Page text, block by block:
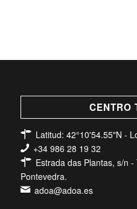
CENTRO
Latitud: 42°10'54.55"N -
+34 986 28 19 32
Estrada das Plantas, s/n
Pontevedra.
adoa@adoa.es